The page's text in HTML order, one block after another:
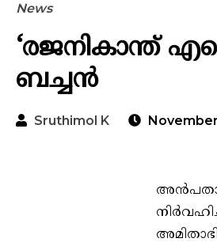
News
‘രജനികാന്ത്
ബച്ചൻ
Sruthimol K